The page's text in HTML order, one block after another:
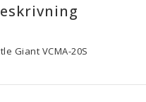
Giant VCMA-20S
4.9 l/m